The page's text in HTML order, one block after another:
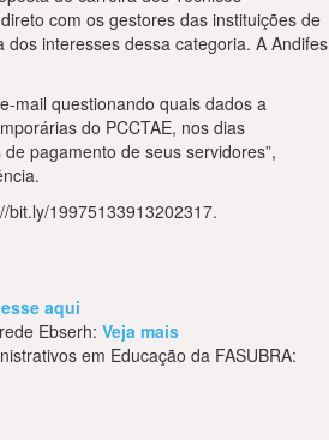
com os gestores das instituições de
interesses dessa categoria. A Andifes
mail questionando quais dados a
do PCCTAE, nos dias
pagamento de seus servidores”,
19975133913202317.
aqui
Ebserh: Veja mais
em Educação da FASUBRA: